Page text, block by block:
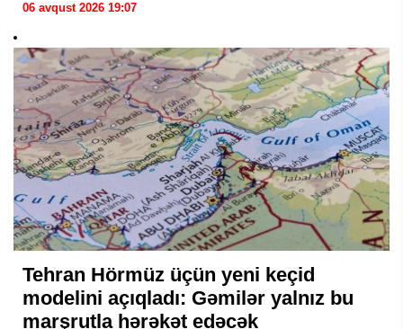
06 avqust 2026 19:07
Tehran Hörmüz üçün yeni keçid
modelini açıqladı: Gəmilər yalnız bu
marşrutla hərəkət edəcək